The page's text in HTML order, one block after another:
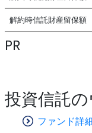
解約時信託財産留保額
PR
投資信託
ファンド詳